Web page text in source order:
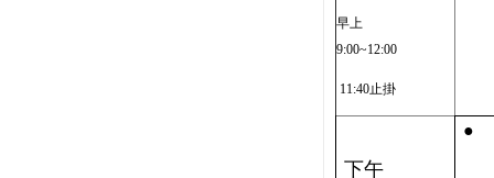
早上
9:00~12:00
11:40止掛
下午
●